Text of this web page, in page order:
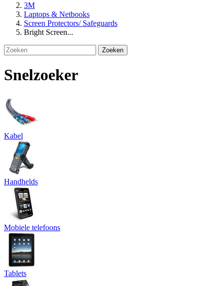
3M
Laptops & Netbooks
Screen Protectors/ Safeguards
Bright Screen...
Zoeken
Snelzoeker
Kabel
Handhelds
Mobiele telefoons
Tablets